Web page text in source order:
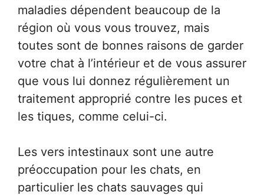
maladies dépendent beaucoup de la
région où vous vous trouvez, mais
toutes sont de bonnes raisons de garder
votre chat à l’intérieur et de vous assurer
que vous lui donnez régulièrement un
traitement approprié contre les puces et
les tiques, comme celui-ci.
Les vers intestinaux sont une autre
préoccupation pour les chats, en
particulier les chats sauvages qui